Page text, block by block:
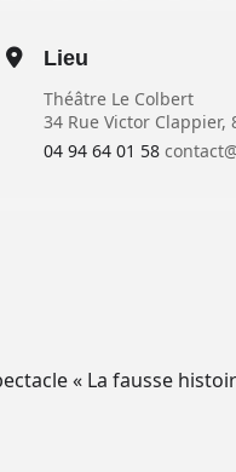
Lieu
Théâtre Le Colbert
34 Rue Victor Clappier,
04 94 64 01 58
« La fausse